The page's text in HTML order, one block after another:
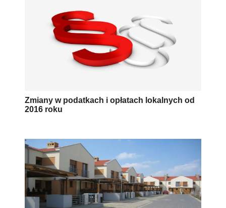
Zmiany w podatkach i opłatach lokalnych od
2016 roku